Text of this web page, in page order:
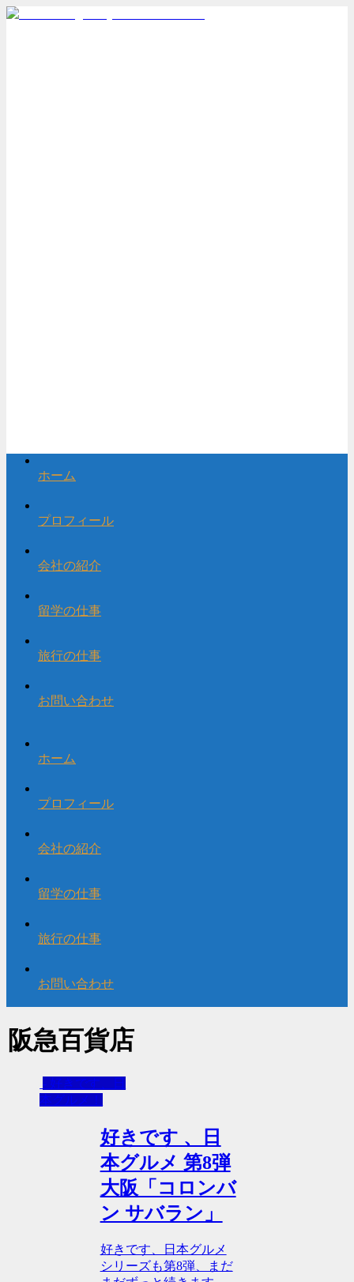
ホーム
プロフィール
会社の紹介
留学の仕事
旅行の仕事
お問い合わせ
ホーム
プロフィール
会社の紹介
留学の仕事
旅行の仕事
お問い合わせ
阪急百貨店
- 好きです、日
本グルメ！
好きです 、日
本グルメ 第8弾
大阪「コロンバ
ン サバラン」
好きです、日本グルメ
シリーズも第8弾、まだ